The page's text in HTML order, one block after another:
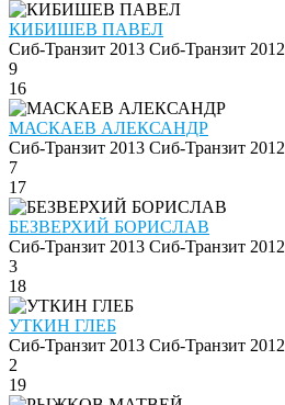
КИБИШЕВ ПАВЕЛ
Сиб-Транзит 2013 Сиб-Транзит 2012
9
16
МАСКАЕВ АЛЕКСАНДР
Сиб-Транзит 2013 Сиб-Транзит 2012
7
17
БЕЗВЕРХИЙ БОРИСЛАВ
Сиб-Транзит 2013 Сиб-Транзит 2012
3
18
УТКИН ГЛЕБ
Сиб-Транзит 2013 Сиб-Транзит 2012
2
19